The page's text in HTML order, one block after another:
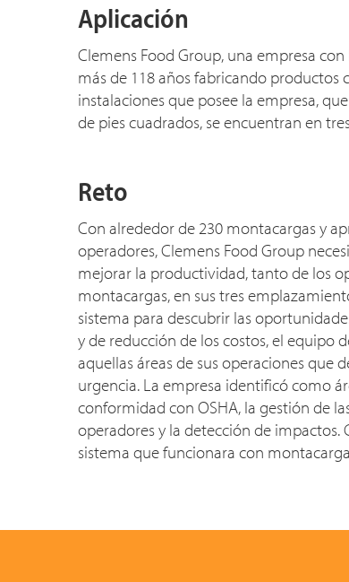
Aplicación
Clemens Food Group, una empresa con
más de 118 años fabricando productos
instalaciones que posee la empresa,
de pies cuadrados, se encuentran en
Reto
Con alrededor de 230 montacargas y
operadores, Clemens Food Group
mejorar la productividad, tanto de los
montacargas, en sus tres
sistema para descubrir las
y de reducción de los costos, el equipo
aquellas áreas de sus operaciones que
urgencia. La empresa identificó como
conformidad con OSHA, la gestión de
operadores y la detección de impactos.
sistema que funcionara con